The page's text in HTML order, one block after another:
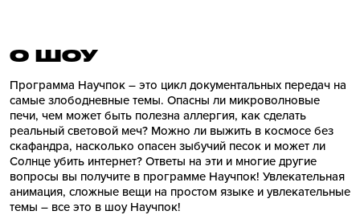
О ШОУ
Программа Научпок – это цикл документальных передач на
самые злободневные темы. Опасны ли микроволновые
печи, чем может быть полезна аллергия, как сделать
реальный световой меч? Можно ли выжить в космосе без
скафандра, насколько опасен зыбучий песок и может ли
Солнце убить интернет? Ответы на эти и многие другие
вопросы вы получите в программе Научпок! Увлекательная
анимация, сложные вещи на простом языке и увлекательные
темы – все это в шоу Научпок!